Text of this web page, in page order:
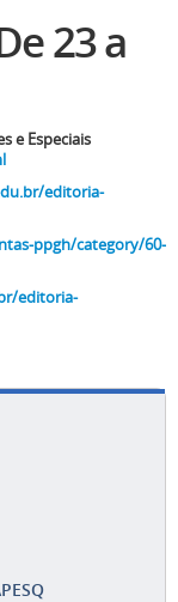
23 a
e Especiais
editoria-
ppgh/category/60-
editoria-